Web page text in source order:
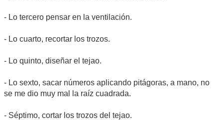
- Lo tercero pensar en la ventilación.
- Lo cuarto, recortar los trozos.
- Lo quinto, diseñar el tejao.
- Lo sexto, sacar números aplicando pitágoras, a mano, no
se me dio muy mal la raíz cuadrada.
- Séptimo, cortar los trozos del tejao.